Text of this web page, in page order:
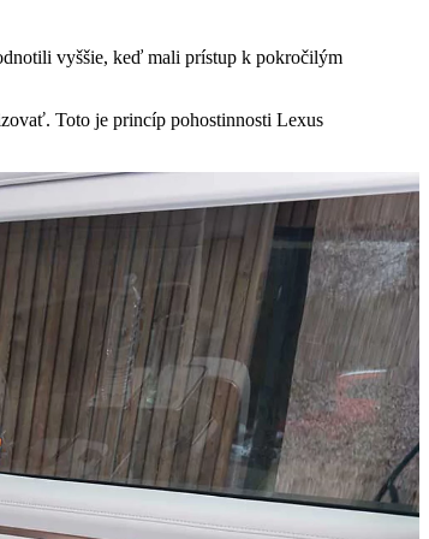
vyššie, keď mali prístup k pokročilým
Toto je princíp pohostinnosti Lexus